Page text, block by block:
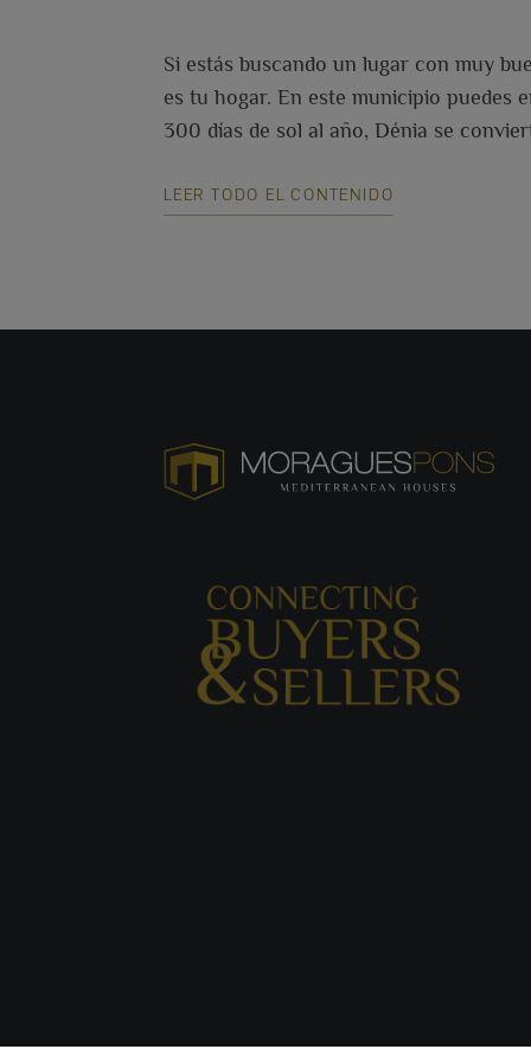
Si estás buscando un lugar con muy
es tu hogar. En este municipio puedes
300 días de sol al año, Dénia se
LEER TODO EL CONTENIDO